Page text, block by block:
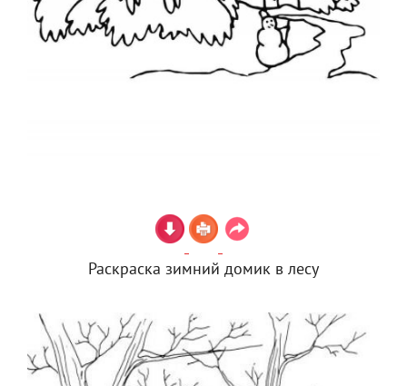
Раскраска зимний домик в лесу